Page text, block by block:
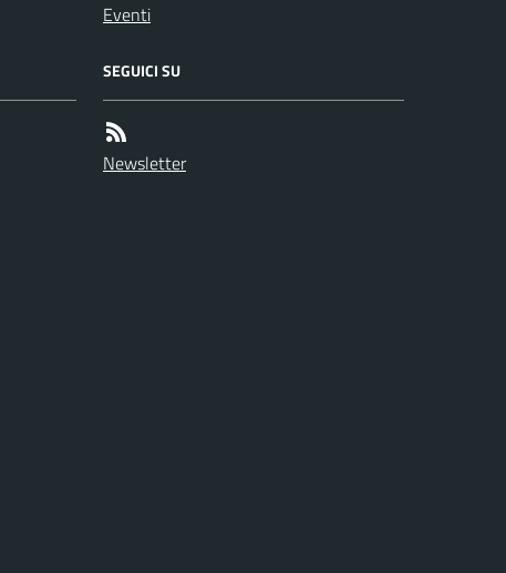
Eventi
SEGUICI SU
Newsletter